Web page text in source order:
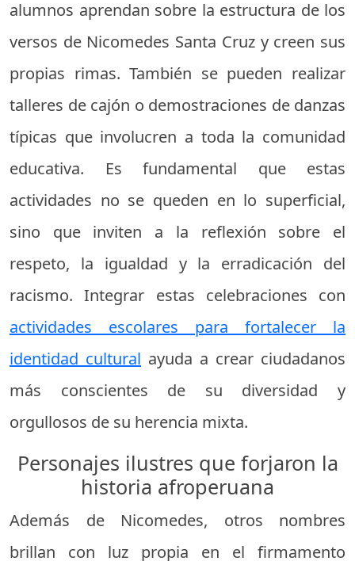
alumnos aprendan sobre la estructura de los
versos de Nicomedes Santa Cruz y creen sus
propias rimas. También se pueden realizar
talleres de cajón o demostraciones de danzas
típicas que involucren a toda la comunidad
educativa. Es fundamental que estas
actividades no se queden en lo superficial,
sino que inviten a la reflexión sobre el
respeto, la igualdad y la erradicación del
racismo. Integrar estas celebraciones con
actividades escolares para fortalecer la
identidad cultural ayuda a crear ciudadanos
más conscientes de su diversidad y
orgullosos de su herencia mixta.
Personajes ilustres que forjaron la
historia afroperuana
Además de Nicomedes, otros nombres
brillan con luz propia en el firmamento